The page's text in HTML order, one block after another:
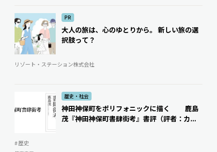
PR
大人の旅は、心のゆとりから。 新しい旅の選
択肢って？
リゾート・ステーション株式会社
歴史・社会
神田神保町をポリフォニックに描く 鹿島
茂『神田神保町書肆街考』書評（評者：カ...
# 歴史